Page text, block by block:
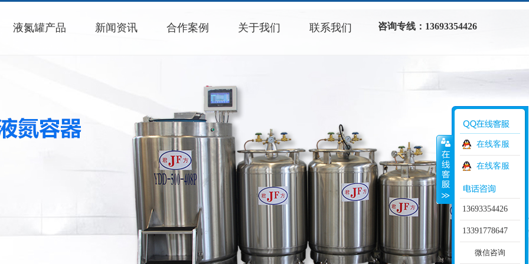
液氮罐产品 新闻资讯 合作案例 关于我们 联系我们 咨询专线：13693354426
在线客服
在线客服
13693354426
13391778647
微信咨询